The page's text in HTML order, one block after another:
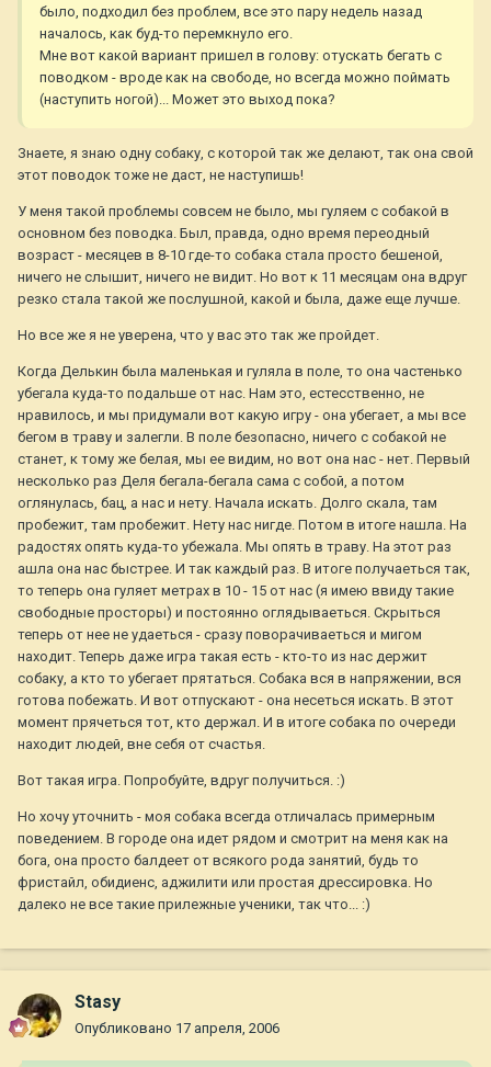
было, подходил без проблем, все это пару недель назад
началось, как буд-то перемкнуло его.
Мне вот какой вариант пришел в голову: отускать бегать с
поводком - вроде как на свободе, но всегда можно поймать
(наступить ногой)... Может это выход пока?
Знаете, я знаю одну собаку, с которой так же делают, так она свой
этот поводок тоже не даст, не наступишь!
У меня такой проблемы совсем не было, мы гуляем с собакой в
основном без поводка. Был, правда, одно время переодный
возраст - месяцев в 8-10 где-то собака стала просто бешеной,
ничего не слышит, ничего не видит. Но вот к 11 месяцам она вдруг
резко стала такой же послушной, какой и была, даже еще лучше.
Но все же я не уверена, что у вас это так же пройдет.
Когда Делькин была маленькая и гуляла в поле, то она частенько
убегала куда-то подальше от нас. Нам это, естесственно, не
нравилось, и мы придумали вот какую игру - она убегает, а мы все
бегом в траву и залегли. В поле безопасно, ничего с собакой не
станет, к тому же белая, мы ее видим, но вот она нас - нет. Первый
несколько раз Деля бегала-бегала сама с собой, а потом
оглянулась, бац, а нас и нету. Начала искать. Долго скала, там
пробежит, там пробежит. Нету нас нигде. Потом в итоге нашла. На
радостях опять куда-то убежала. Мы опять в траву. На этот раз
ашла она нас быстрее. И так каждый раз. В итоге получаеться так,
то теперь она гуляет метрах в 10 - 15 от нас (я имею ввиду такие
свободные просторы) и постоянно оглядываеться. Скрыться
теперь от нее не удаеться - сразу поворачиваеться и мигом
находит. Теперь даже игра такая есть - кто-то из нас держит
собаку, а кто то убегает прятаться. Собака вся в напряжении, вся
готова побежать. И вот отпускают - она несеться искать. В этот
момент прячеться тот, кто держал. И в итоге собака по очереди
находит людей, вне себя от счастья.
Вот такая игра. Попробуйте, вдруг получиться. :)
Но хочу уточнить - моя собака всегда отличалась примерным
поведением. В городе она идет рядом и смотрит на меня как на
бога, она просто балдеет от всякого рода занятий, будь то
фристайл, обидиенс, аджилити или простая дрессировка. Но
далеко не все такие прилежные ученики, так что... :)
Stasy
Опубликовано 17 апреля, 2006